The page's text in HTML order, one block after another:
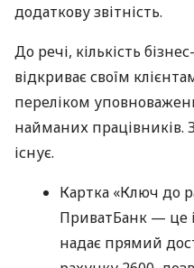
додаткову звітність.
До речі, кількість
відкриває своїм
переліком
найманих працівників.
існує.
Картка «Ключ до
ПриватБанк — це
надає прямий